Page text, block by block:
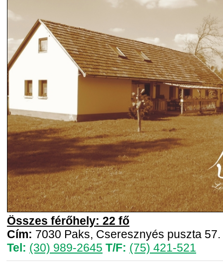
Összes férőhely: 22 fő
Cím: 7030 Paks, Cseresznyés puszta 57.
Tel: (30) 989-2645 T/F: (75) 421-521